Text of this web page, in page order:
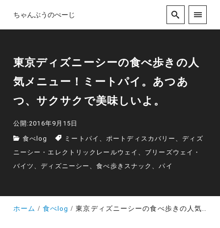
ちゃんぶうのぺーじ
東京ディズニーシーの食べ歩きの人
気メニュー！ミートパイ。あつあ
つ、サクサクで美味しいよ。
公開:2016年9月15日
食べlog
ミートパイ、ポートディスカバリー、ディズ
ニーシー・エレクトリックレールウェイ、ブリーズウェイ・
バイツ、ディズニーシー、食べ歩きスナック、パイ
ホーム 食べlog 東京ディズニーシーの食べ歩きの人気メニュー！ミートパイ。あつあつ、サクサクで美味しいよ。